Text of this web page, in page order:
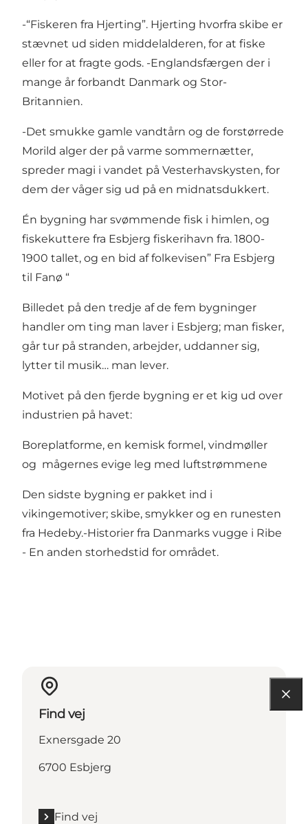
-“Fiskeren fra Hjerting”. Hjerting hvorfra skibe er
stævnet ud siden middelalderen, for at fiske
eller for at fragte gods. -Englandsfærgen der i
mange år forbandt Danmark og Stor-
Britannien.
-Det smukke gamle vandtårn og de forstørrede
Morild alger der på varme sommernætter,
spreder magi i vandet på Vesterhavskysten, for
dem der våger sig ud på en midnatsdukkert.
Én bygning har svømmende fisk i himlen, og
fiskekuttere fra Esbjerg fiskerihavn fra. 1800-
1900 tallet, og en bid af folkevisen” Fra Esbjerg
til Fanø “
Billedet på den tredje af de fem bygninger
handler om ting man laver i Esbjerg; man fisker,
går tur på stranden, arbejder, uddanner sig,
lytter til musik… man lever.
Motivet på den fjerde bygning er et kig ud over
industrien på havet:
Boreplatforme, en kemisk formel, vindmøller
og mågernes evige leg med luftstrømmene
Den sidste bygning er pakket ind i
vikingemotiver; skibe, smykker og en runesten
fra Hedeby.-Historier fra Danmarks vugge i Ribe
- En anden storhedstid for området.
Find vej
Exnersgade 20
6700 Esbjerg
Find vej